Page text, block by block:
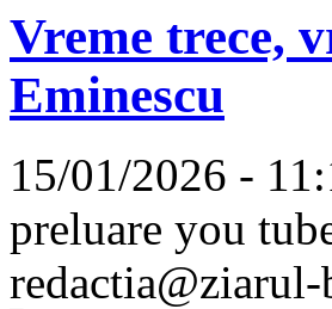
Vreme trece,
Eminescu
15/01/2026 -
preluare you